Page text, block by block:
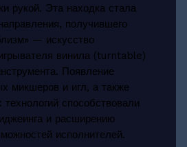
рукой. Эта находка стала
получившего
— искусство
винила (turntable)
Появление
микшеров и игл, а также
способствовали
и расширению
исполнителей.